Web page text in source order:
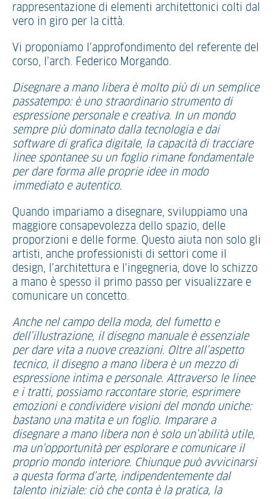
rappresentazione di elementi architettonici colti dal
vero in giro per la città.
Vi proponiamo l’approfondimento del referente del
corso, l’arch. Federico Morgando.
Disegnare a mano libera è molto più di un semplice
passatempo: è uno straordinario strumento di
espressione personale e creativa. In un mondo
sempre più dominato dalla tecnologia e dai
software di grafica digitale, la capacità di tracciare
linee spontanee su un foglio rimane fondamentale
per dare forma alle proprie idee in modo
immediato e autentico.
Quando impariamo a disegnare, sviluppiamo una
maggiore consapevolezza dello spazio, delle
proporzioni e delle forme. Questo aiuta non solo gli
artisti, anche professionisti di settori come il
design, l’architettura e l’ingegneria, dove lo schizzo
a mano è spesso il primo passo per visualizzare e
comunicare un concetto.
Anche nel campo della moda, del fumetto e
dell’illustrazione, il disegno manuale è essenziale
per dare vita a nuove creazioni. Oltre all’aspetto
tecnico, il disegno a mano libera è un mezzo di
espressione intima e personale. Attraverso le linee
e i tratti, possiamo raccontare storie, esprimere
emozioni e condividere visioni del mondo uniche:
bastano una matita e un foglio. Imparare a
disegnare a mano libera non è solo un’abilità utile,
ma un’opportunità per esplorare e comunicare il
proprio mondo interiore. Chiunque può avvicinarsi
a questa forma d’arte, indipendentemente dal
talento iniziale: ciò che conta è la pratica, la